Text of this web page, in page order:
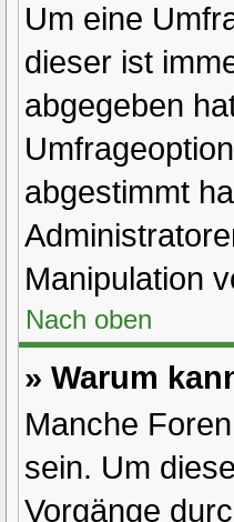
Um eine
dieser ist
abgegeben
abgestimmt
Manipulation
Nach oben
» Warum
Manche
sein. Um
Vorgänge